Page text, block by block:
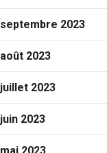
septembre 2023
août 2023
juillet 2023
juin 2023